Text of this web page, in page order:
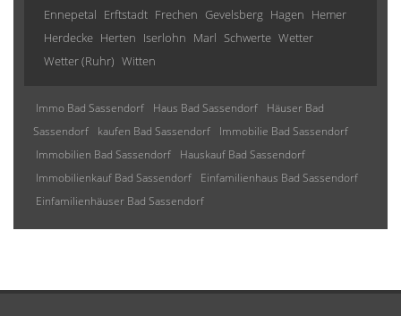
Ennepetal Erftstadt Frechen Gevelsberg Hagen Hemer
Herdecke Herten Iserlohn Marl Schwerte Wetter
Wetter (Ruhr) Witten
Immo Bad Sassendorf Haus Bad Sassendorf
Häuser Bad
Sassendorf
kaufen Bad Sassendorf
Immobilie Bad Sassendorf
Immobilien Bad Sassendorf
Hauskauf Bad Sassendorf
Immobilienkauf Bad Sassendorf
Einfamilienhaus Bad Sassendorf
Einfamilienhäuser Bad Sassendorf